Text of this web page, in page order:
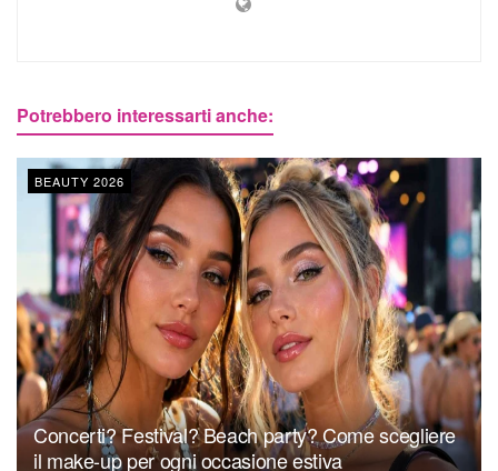
Potrebbero interessarti anche:
BEAUTY 2026
Concerti? Festival? Beach party? Come scegliere
il make-up per ogni occasione estiva